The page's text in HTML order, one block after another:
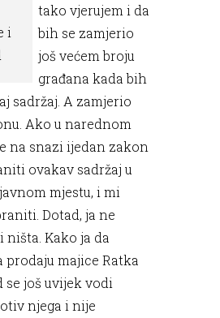
i
tako vjerujem i da
bih se zamjerio
još većem broju
građana kada bih
sadržaj. A zamjerio
Ako u narednom
na snazi ijedan zakon
ovakav sadržaj u
mjestu, i mi
Dotad, ja ne
ništa. Kako ja da
prodaju majice Ratka
se još uvijek vodi
njega i nije